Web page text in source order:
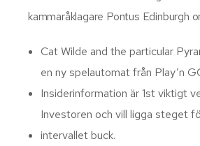
kammaråklagare Pontus Edinburgh
Cat Wilde and the particular
en ny spelautomat från Play’n
Insiderinformation är 1st viktigt
Investoren och vill ligga steget
intervallet buck.